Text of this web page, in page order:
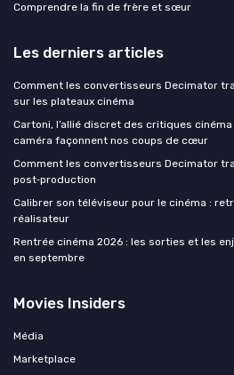
Comprendre la fin de frère et sœur
Les derniers articles
Comment les convertisseurs Decimator
sur les plateaux cinéma
Cartoni, l’allié discret des critiques
caméra façonnent nos coups de cœur
Comment les convertisseurs Decimator
post‑production
Calibrer son téléviseur pour le cinéma :
réalisateur
Rentrée cinéma 2026 : les sorties et les
en septembre
Movies Insiders
Média
Marketplace